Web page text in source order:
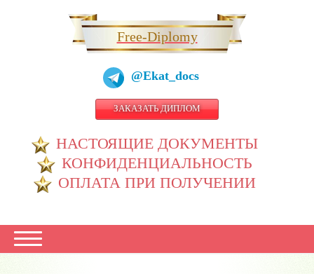
Free-Diplomy
@Ekat_docs
ЗАКАЗАТЬ ДИПЛОМ
НАСТОЯЩИЕ ДОКУМЕНТЫ
КОНФИДЕНЦИАЛЬНОСТЬ
ОПЛАТА ПРИ ПОЛУЧЕНИИ